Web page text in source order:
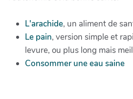
L'arachide, un aliment de
Le pain, version simple et
levure, ou plus long mais
Consommer une eau saine